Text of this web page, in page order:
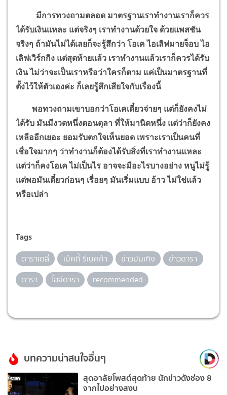
มีการทวงถามตลอด มาตรฐานเราทำงานเราก็ควร
ได้รับเงินแหละ แต่จริงๆ เราทำงานด้วยใจ ด้วยแพสชัน
จริงๆ ถ้ามันไม่ได้เลยก็จะรู้สึกว่า โอเค ไอเลิฟมายจ็อบ ไอ
เลิฟเวิร์กกิง แต่สุดท้ายแล้ว เราทำงานแล้วเราก็ควรได้รับ
เงิน ไม่ว่าจะเป็นเราหรือว่าใครก็ตาม แค่เป็นมาตรฐานที่
ตั้งไว้ให้ตัวเองค่ะ ก็เลยรู้สึกเสียใจกับเรื่องนี้
พอทวงถามเขาบอกว่าโอเคเดี๋ยวจ่ายๆ แต่ก็ยังคงไม่
ได้รับ มันมีงวดหนึ่งตอนตุลา ที่ให้มานิดหนึ่ง แต่ว่าก็ยังคง
เหลืออีกเยอะ ยอมรับตกใจเห็นยอด เพราะเราเป็นคนที่
เชื่อใจมากๆ ว่าทำงานก็ต้องได้รับสิ่งที่เราทำงานแหละ
แต่ว่าก็คงโอเค ไม่เป็นไร อาจจะมีอะไรบางอย่าง หนูไม่รู้
แต่พอมันเดี๋ยวก่อนๆ เรื่อยๆ มันเริ่มแบบ อ้าว ไม่ใช่แล้ว
หรือเปล่า
Tags
ดาราเดลี่ เบ็คกี้ รีเบคก้า ข่าวบันเทิง
ข่าวดารา
ดารา
ไอจีดารา recommended
บทความน่าสนใจอื่นๆ
สุดอาลัยโพสต์สุดท้าย นักข่าวดังช่อง 8
จากไปอย่างสงบ